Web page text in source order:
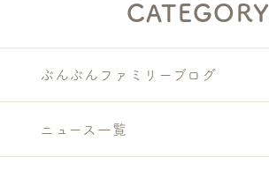
CATEGORY
ぶんぶんファミリーブログ
ニュース一覧